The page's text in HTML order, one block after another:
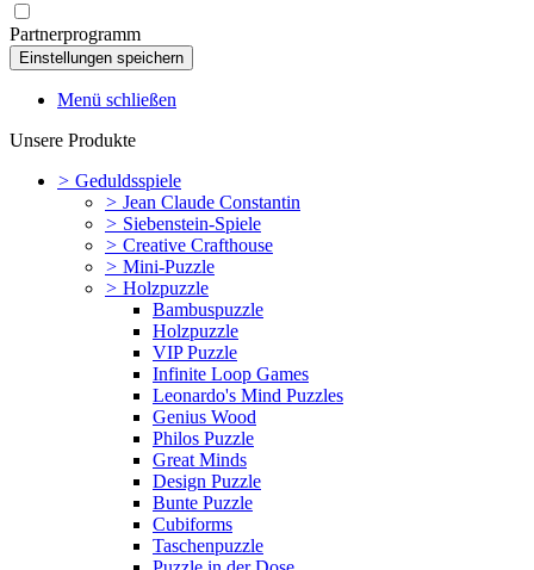
Partnerprogramm
Menü schließen
Unsere Produkte
> Geduldsspiele
> Jean Claude Constantin
> Siebenstein-Spiele
> Creative Crafthouse
> Mini-Puzzle
> Holzpuzzle
Bambuspuzzle
Holzpuzzle
VIP Puzzle
Infinite Loop Games
Leonardo's Mind Puzzles
Genius Wood
Philos Puzzle
Great Minds
Design Puzzle
Bunte Puzzle
Cubiforms
Taschenpuzzle